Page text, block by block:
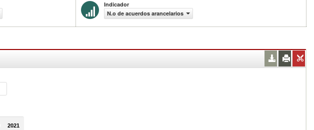
Indicador
N.o de acuerdos arancelarios
2021